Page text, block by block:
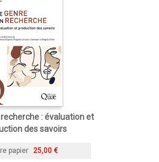
: évaluation et
des savoirs
papier 25,00 €